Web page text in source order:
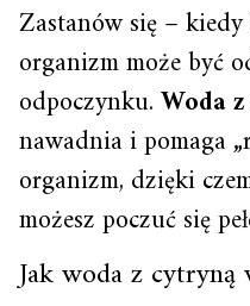
Zastanów się –
organizm może być
odpoczynku.Woda
nawadnia i pomaga
organizm, dzięki
możesz poczuć się
Jak woda z cytryną